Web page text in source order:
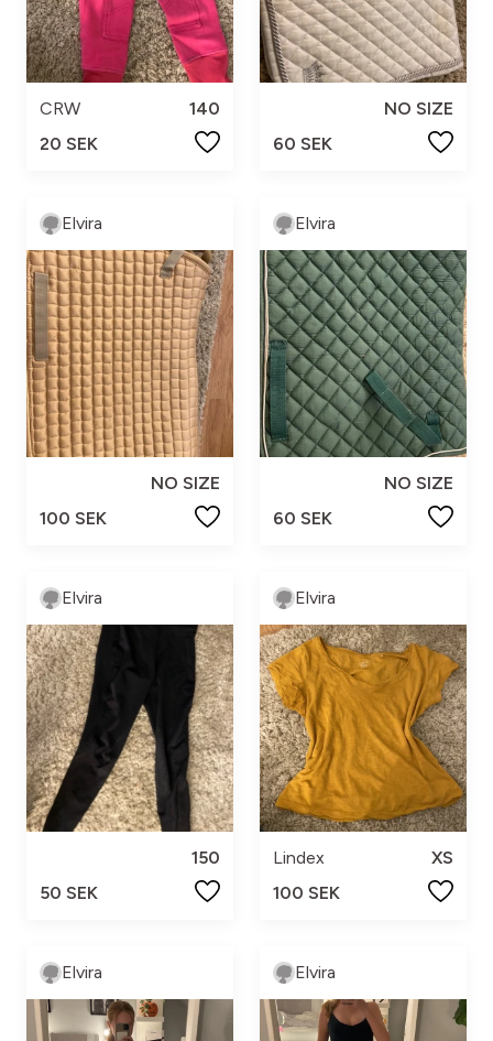
CRW
140
20 SEK
NO SIZE
60 SEK
Elvira
NO SIZE
100 SEK
Elvira
NO SIZE
60 SEK
Elvira
150
50 SEK
Elvira
Lindex
XS
100 SEK
Elvira Elvira